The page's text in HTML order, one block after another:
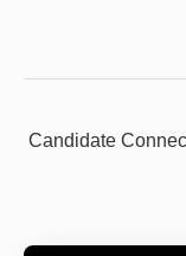
Candidate